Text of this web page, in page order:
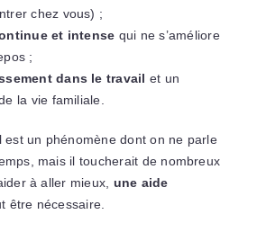
chez vous) ;
et intense qui ne s’améliore
;
dans le travail et un
la vie familiale.
est un phénomène dont on ne parle
mais il toucherait de nombreux
à aller mieux, une aide
être nécessaire.